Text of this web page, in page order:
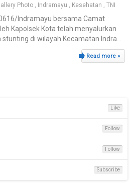
Photo , Indramayu , Kesehatan , TNI
Indramayu bersama Camat
Kapolsek Kota telah menyalurkan
di wilayah Kecamatan Indra...
Read more »
Like
Follow
Follow
Subscribe